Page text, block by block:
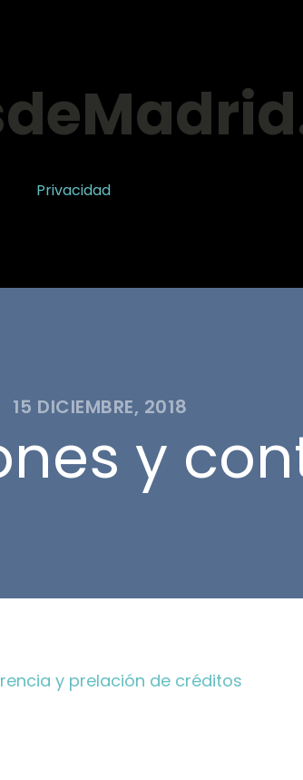
Privacidad
15 DICIEMBRE, 2018
y
y prelación de créditos